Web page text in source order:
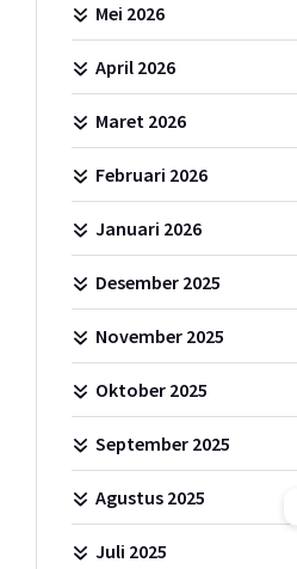
Mei 2026
April 2026
Maret 2026
Februari 2026
Januari 2026
Desember 2025
November 2025
Oktober 2025
September 2025
Agustus 2025
Juli 2025